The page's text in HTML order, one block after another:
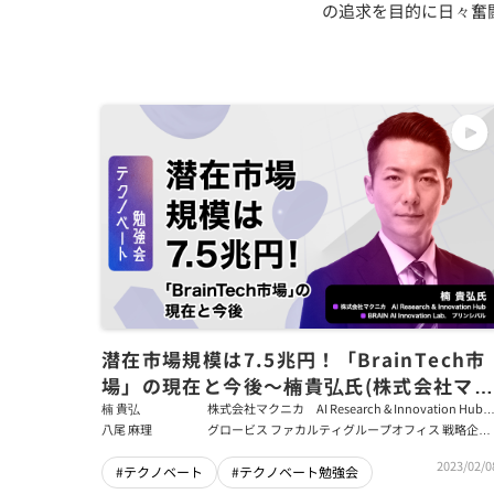
の追求を目的に日々奮
潜在市場規模は7.5兆円！「BrainTech市
場」の現在と今後～楠貴弘氏(株式会社マク
ニカ プリンシパル)
楠 貴弘
株式会社マクニカ AI Research & Innovation Hub/
BRAIN AI Innovation Lab. プリンシパル
八尾 麻理
グロービス ファカルティグループオフィス 戦略企画
#テクノベート #テクノベート勉強会 2023/02/